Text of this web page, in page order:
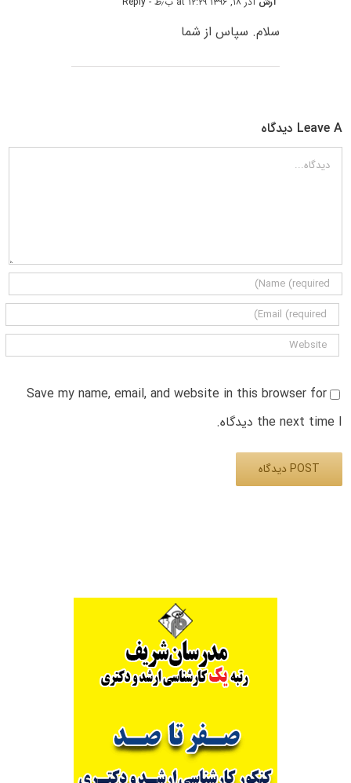
سلام. سپاس از شما
Leave A دیدگاه
دیدگاه
Save my name, email, and website in this browser for
the next time I دیدگاه.